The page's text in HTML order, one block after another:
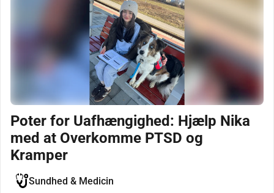
Poter for Uafhængighed: Hjælp Nika
med at Overkomme PTSD og
Kramper
Sundhed & Medicin